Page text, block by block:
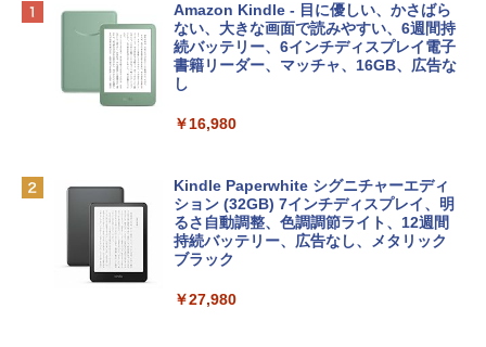
Apple 2026 MacBook Neo A18 Proチッ
プ搭載13インチノートブック：AIとAppl
e Intelligenceのために設計、Liquid Ret
inaディスプレイ、8GBユニファイドメモ
リ、256GB SSDストレージ、1080p Fac
tomtoc 360°保護 15.6 16インチ パソコ
ンケース Dell NEC Lavie ASUS HP dyna
book Lenovo対応
Robloxギフトカード - 800 Robux 【限
定バーチャルアイテムを含む】 【オンラ
インゲームコード】 ロブロックス | オン
ラインコード版
定バーチャルアイテムを含む】 【オンラ
インゲームコード】 ロブロックス |オン
ラインコード版
￥1,600
生成AIパスポート公式テキスト 第４版
￥1,766
￥1,292
非エンジニア 初心者 素人 でも安心 使い
Amazon Kindle - 目に優しい、かさばら
ない、大きな画面で読みやすい、6週間持
続バッテリー、6インチディスプレイ電子
書籍リーダー、マッチャ、16GB、広告な
し
￥16,980
Kindle Paperwhite シグニチャーエディ
ション (32GB) 7インチディスプレイ、明
るさ自動調整、色調調節ライト、12週間
持続バッテリー、広告なし、メタリック
ブラック
￥27,980